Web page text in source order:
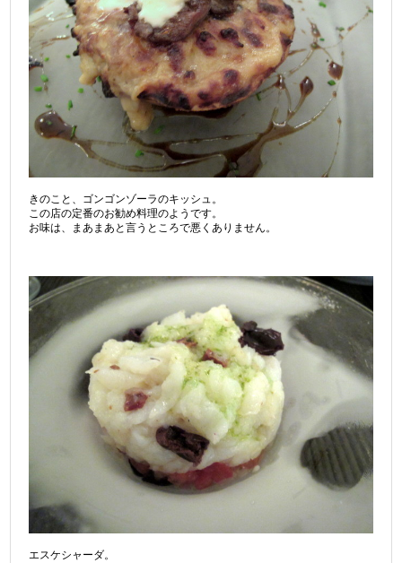
きのこと、ゴンゴンゾーラのキッシュ。
この店の定番のお勧め料理のようです。
お味は、まあまあと言うところで悪くありません。
エスケシャーダ。